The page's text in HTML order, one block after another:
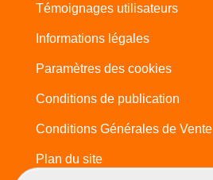
Témoignages utilisateurs
Informations légales
Paramètres des cookies
Conditions de publication
Conditions Générales de Vente
Plan du site